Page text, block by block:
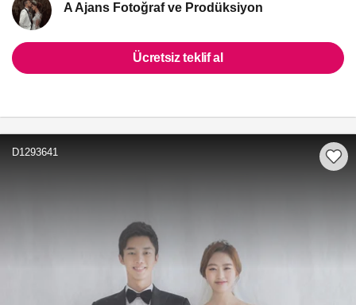
A Ajans Fotoğraf ve Prodüksiyon
Ücretsiz teklif al
D1293641